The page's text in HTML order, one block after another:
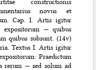
constructionis
novus et
Cap. I. Artis igitur
expositorum — quibus
quibus subsunt. (14v)
Textus I. Artis igitur
Praedictum
rerum — sed solum ad